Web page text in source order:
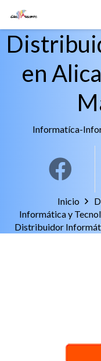
en
Informatíca-
Inicio
Informática y
Distribuidor